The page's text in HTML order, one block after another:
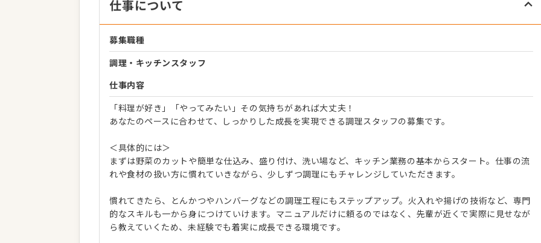
仕事について
募集職種
調理・キッチンスタッフ
仕事内容
「料理が好き」「やってみたい」その気持ちがあれば大丈夫！
あなたのペースに合わせて、しっかりした成長を実現できる調理スタッフの募集です。
＜具体的には＞
まずは野菜のカットや簡単な仕込み、盛り付け、洗い場など、キッチン業務の基本からスタート。仕事の流
れや食材の扱い方に慣れていきながら、少しずつ調理にもチャレンジしていただきます。
慣れてきたら、とんかつやハンバーグなどの調理工程にもステップアップ。火入れや揚げの技術など、専門
的なスキルも一から身につけていけます。マニュアルだけに頼るのではなく、先輩が近くで実際に見せなが
ら教えていくため、未経験でも着実に成長できる環境です。